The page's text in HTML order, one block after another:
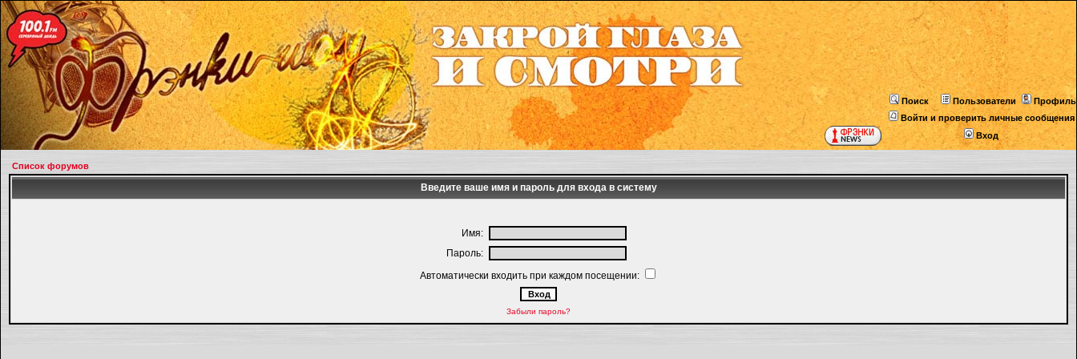
Поиск Пользователи
Профиль
Войти и проверить личные сообщения
Вход
Список форумов
Введите ваше имя и пароль для входа в систему
Имя:
Пароль:
Автоматически входить при каждом посещении:
Забыли пароль?